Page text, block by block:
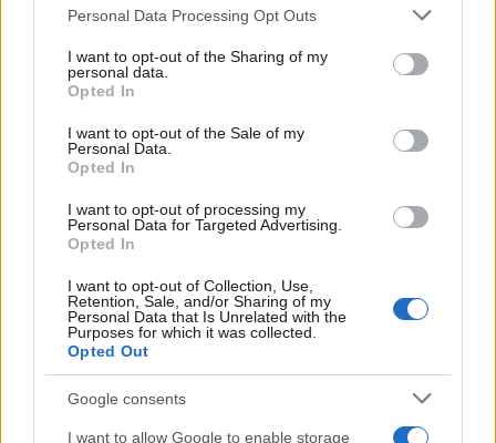
Please note that this website/app uses one or more Google
not limited to your visit or usage behaviour. You may click to
grant or deny consent to Google and its third-party tags to
use your data for below specified purposes in below Google
consent section.
Personal Data Processing Opt Outs
I want to opt-out of the Sharing of my
personal data.
Opted In
I want to opt-out of the Sale of my
Personal Data.
Opted In
I want to opt-out of processing my
Personal Data for Targeted Advertising.
Opted In
I want to opt-out of Collection, Use,
Retention, Sale, and/or Sharing of my
Personal Data that Is Unrelated with the
Purposes for which it was collected.
Opted Out
Google consents
I want to allow Google to enable storage
Condividi l'articolo
F
a
ce
b
o
o
k
T
w
it
te
r
n
re
st
h
s
A
p
p
h
re
Prossimo articolo
NOTIZIE RECENTI
Incidente sulla strada provinciale ad Arzachena,
un ferito